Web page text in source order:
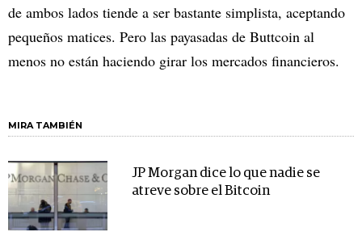
de ambos lados tiende a ser bastante simplista, aceptando
pequeños matices. Pero las payasadas de Buttcoin al
menos no están haciendo girar los mercados financieros.
MIRA TAMBIÉN
JP Morgan dice lo que nadie se
atreve sobre el Bitcoin